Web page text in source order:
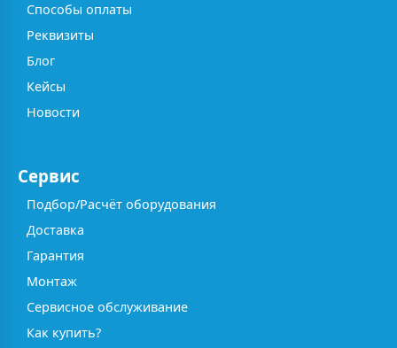
Способы оплаты
Реквизиты
Блог
Кейсы
Новости
Сервис
Подбор/Расчёт оборудования
Доставка
Гарантия
Монтаж
Сервисное обслуживание
Как купить?